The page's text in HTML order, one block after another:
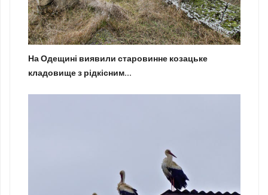
На Одещині виявили старовинне козацьке
кладовище з рідкісним...